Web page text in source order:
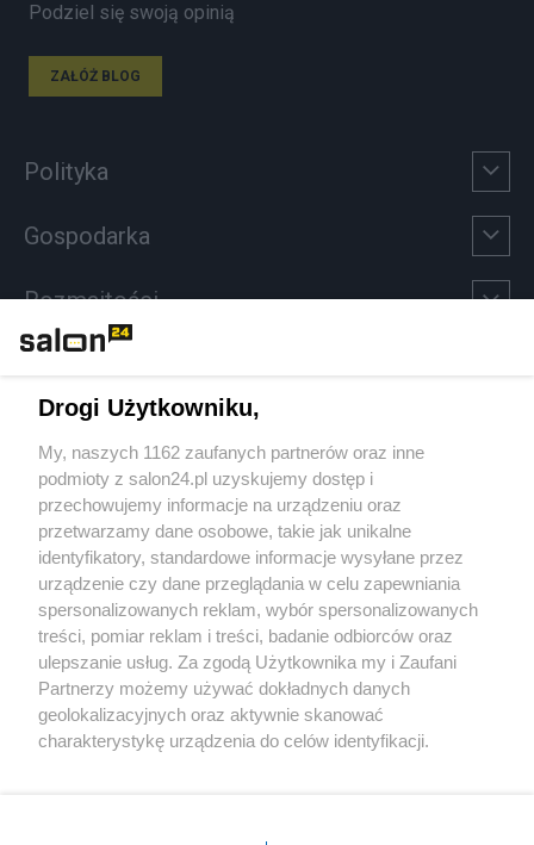
Podziel się swoją opinią
ZAŁÓŻ BLOG
Polityka
Gospodarka
Rozmaitości
Sport
Społeczeństwo
Kultura
X Facebook Instagram Youtube
Drogi Użytkowniku,
My, naszych 1162 zaufanych partnerów oraz inne
podmioty z salon24.pl uzyskujemy dostęp i
przechowujemy informacje na urządzeniu oraz
przetwarzamy dane osobowe, takie jak unikalne
identyfikatory, standardowe informacje wysyłane przez
urządzenie czy dane przeglądania w celu zapewniania
spersonalizowanych reklam, wybór spersonalizowanych
treści, pomiar reklam i treści, badanie odbiorców oraz
ulepszanie usług. Za zgodą Użytkownika my i Zaufani
Partnerzy możemy używać dokładnych danych
geolokalizacyjnych oraz aktywnie skanować
charakterystykę urządzenia do celów identyfikacji.